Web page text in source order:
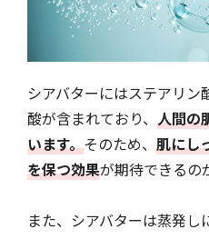
シアバターにはステアリ
酸が含まれており、 人間の
います。そのため、 肌にし
を保つ効果が期待できるの
また、シアバターは蒸発